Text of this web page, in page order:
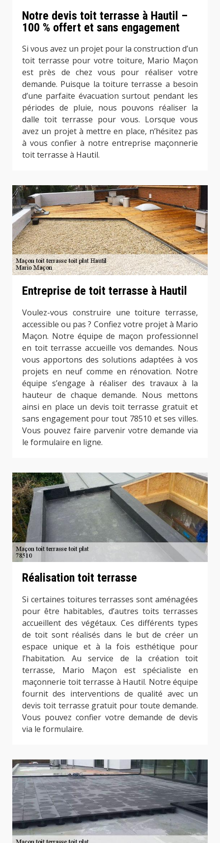
Notre devis toit terrasse à Hautil –
100 % offert et sans engagement
Si vous avez un projet pour la construction d’un
toit terrasse pour votre toiture, Mario Maçon
est près de chez vous pour réaliser votre
demande. Puisque la toiture terrasse a besoin
d’une parfaite évacuation surtout pendant les
périodes de pluie, nous pouvons réaliser la
dalle toit terrasse pour vous. Lorsque vous
avez un projet à mettre en place, n’hésitez pas
à vous confier à notre entreprise maçonnerie
toit terrasse à Hautil.
Entreprise de toit terrasse à Hautil
Voulez-vous construire une toiture terrasse,
accessible ou pas ? Confiez votre projet à Mario
Maçon. Notre équipe de maçon professionnel
en toit terrasse accueille vos demandes. Nous
vous apportons des solutions adaptées à vos
projets en neuf comme en rénovation. Notre
équipe s’engage à réaliser des travaux à la
hauteur de chaque demande. Nous mettons
ainsi en place un devis toit terrasse gratuit et
sans engagement pour tout 78510 et ses villes.
Vous pouvez faire parvenir votre demande via
le formulaire en ligne.
Réalisation toit terrasse
Si certaines toitures terrasses sont aménagées
pour être habitables, d’autres toits terrasses
accueillent des végétaux. Ces différents types
de toit sont réalisés dans le but de créer un
espace unique et à la fois esthétique pour
l’habitation. Au service de la création toit
terrasse, Mario Maçon est spécialiste en
maçonnerie toit terrasse à Hautil. Notre équipe
fournit des interventions de qualité avec un
devis toit terrasse gratuit pour toute demande.
Vous pouvez confier votre demande de devis
via le formulaire.